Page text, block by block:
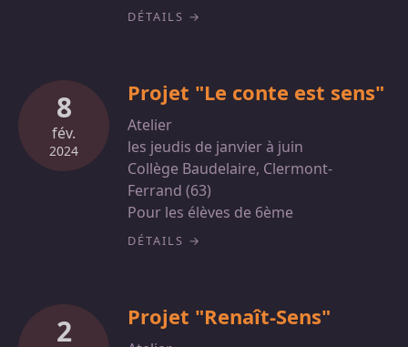
DÉTAILS
8
fév.
2024
Projet "Le conte est sens"
Atelier
les jeudis de janvier à juin
Collège Baudelaire, Clermont-
Ferrand (63)
Pour les élèves de 6ème
DÉTAILS
2 Projet "Renaît-Sens"